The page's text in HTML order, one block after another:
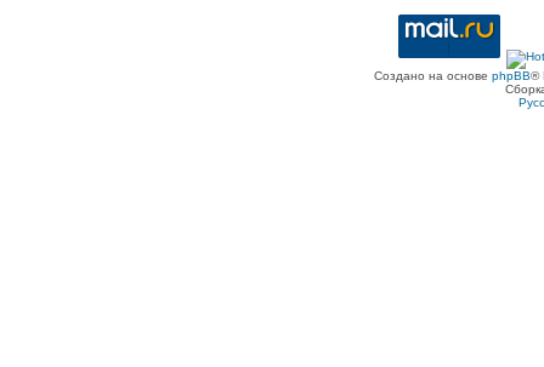
Создано на основе phpBB®